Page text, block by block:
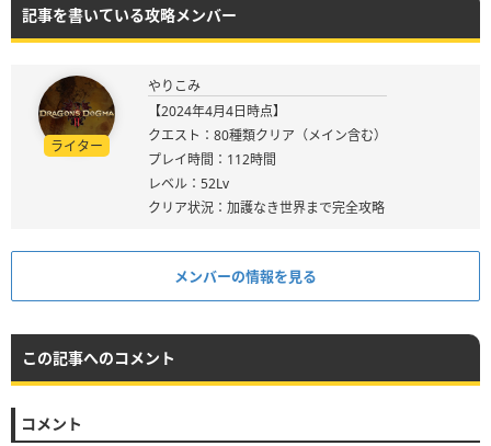
記事を書いている攻略メンバー
ライター
やりこみ
【2024年4月4日時点】
クエスト：80種類クリア（メイン含む）
プレイ時間：112時間
レベル：52Lv
クリア状況：加護なき世界まで完全攻略
メンバーの情報を見る
この記事へのコメント
コメント